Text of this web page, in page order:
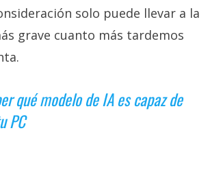
solo puede llevar a la
grave cuanto más tardemos
qué modelo de IA es capaz de
PC